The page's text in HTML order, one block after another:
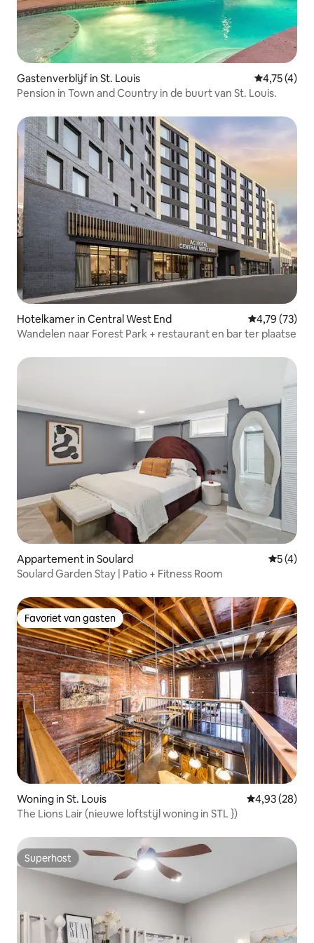
Gastenverblijf in St. Louis
4,75 (4)
Pension in Town and Country in de buurt van St. Louis.
Hotelkamer in Central West End Gemiddelde
4,79 (73)
Wandelen naar Forest Park + restaurant en bar ter plaatse
Appartement in Soulard
5 (4)
Soulard Garden Stay | Patio + Fitness Room
Favoriet van gasten
Favoriet van gasten
Woning in St. Louis Gemiddelde
4,93 (28)
The Lions Lair (nieuwe loftstijl woning in STL })
Superhost
Superhost